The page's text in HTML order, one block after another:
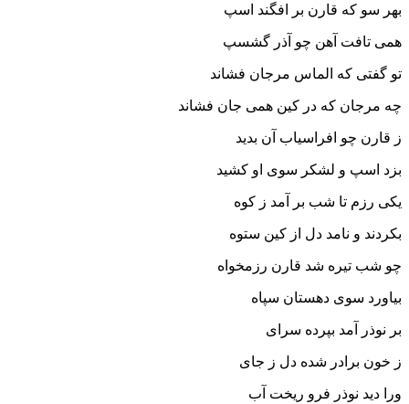
بهر سو که قارن بر افگند اسپ
همى تافت آهن چو آذر گشسپ‏
تو گفتى که الماس مرجان فشاند
چه مرجان که در کین همى جان فشاند
ز قارن چو افراسیاب آن بدید
بزد اسپ و لشکر سوى او کشید
یکى رزم تا شب بر آمد ز کوه
بکردند و نامد دل از کین ستوه‏
چو شب تیره شد قارن رزمخواه
بیاورد سوى دهستان سپاه‏
بر نوذر آمد بپرده سراى
ز خون برادر شده دل ز جاى‏
ورا دید نوذر فرو ریخت آب